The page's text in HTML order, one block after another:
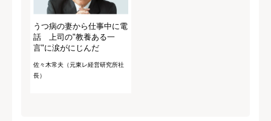
うつ病の妻から仕事中に電
話 上司の"教養ある一
言"に涙がにじんだ
佐々木常夫（元東レ経営研究所社
長）